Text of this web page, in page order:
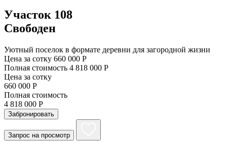
Участок 108
Свободен
Уютный поселок в формате деревни для загородной жизни
Цена за сотку 660 000 Р
Полная стоимость 4 818 000 Р
Цена за сотку
660 000 Р
Полная стоимость
4 818 000 Р
Забронировать
Запрос на просмотр